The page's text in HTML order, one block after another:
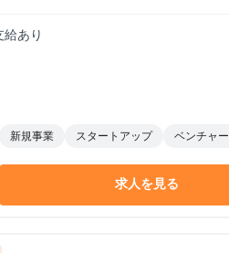
あり
新規事業 スタートアップ ベンチャー
求人を見る